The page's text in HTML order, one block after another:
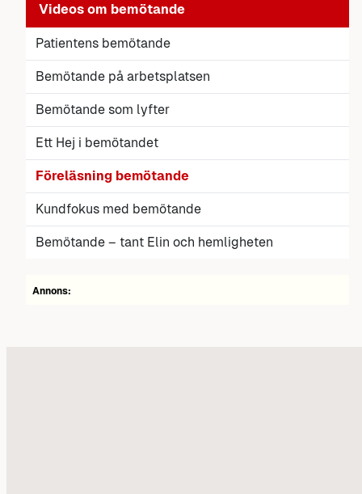
Videos om bemötande
Patientens bemötande
Bemötande på arbetsplatsen
Bemötande som lyfter
Ett Hej i bemötandet
Föreläsning bemötande
Kundfokus med bemötande
Bemötande – tant Elin och hemligheten
Annons: